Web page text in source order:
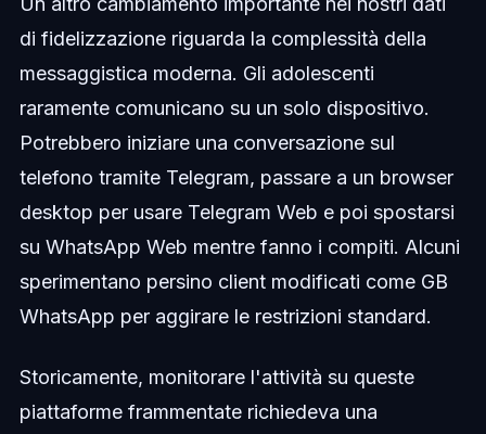
di fidelizzazione riguarda la complessità della
messaggistica moderna. Gli adolescenti
raramente comunicano su un solo dispositivo.
Potrebbero iniziare una conversazione sul
telefono tramite Telegram, passare a un browser
desktop per usare Telegram Web e poi spostarsi
su WhatsApp Web mentre fanno i compiti. Alcuni
sperimentano persino client modificati come GB
WhatsApp per aggirare le restrizioni standard.
Storicamente, monitorare l'attività su queste
piattaforme frammentate richiedeva una